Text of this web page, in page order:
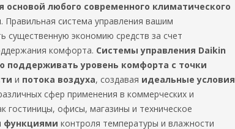
любого современного климатического
. Правильная система управления вашим
существенную экономию средств за счет
комфорта. Системы управления Daikin
поддерживать уровень комфорта с точки
и потока воздуха, создавая идеальные условия
сфер применения в коммерческих и
гостиницы, офисы, магазины и техническое
функциями контроля температуры и влажности